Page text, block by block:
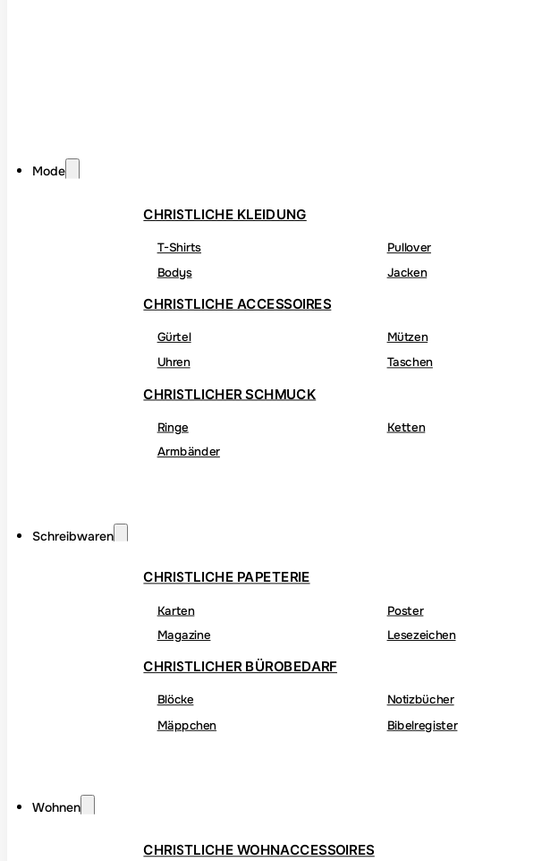
Mode
CHRISTLICHE KLEIDUNG
T-Shirts Pullover
Bodys
Jacken
CHRISTLICHE ACCESSOIRES
Gürtel Mützen
Uhren
Taschen
CHRISTLICHER SCHMUCK
Ringe Ketten
Armbänder
Schreibwaren
CHRISTLICHE PAPETERIE
Karten Poster
Magazine
Lesezeichen
CHRISTLICHER BÜROBEDARF
Blöcke Notizbücher
Mäppchen
Bibelregister
Wohnen
CHRISTLICHE WOHNACCESSOIRES